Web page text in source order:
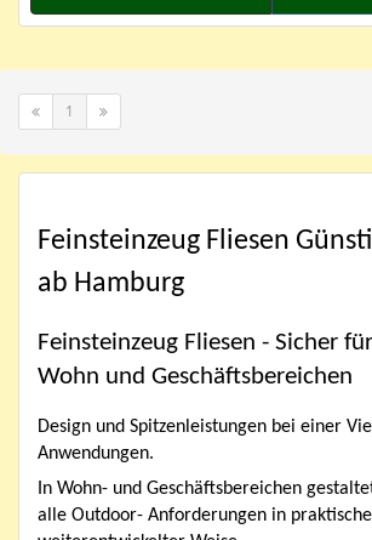
1
Feinsteinzeug Fliesen
ab Hamburg
Feinsteinzeug Fliesen - Sicher
Wohn und Geschäftsbereichen
Design und Spitzenleistungen bei einer
Anwendungen.
In Wohn- und Geschäftsbereichen
alle Outdoor- Anforderungen in